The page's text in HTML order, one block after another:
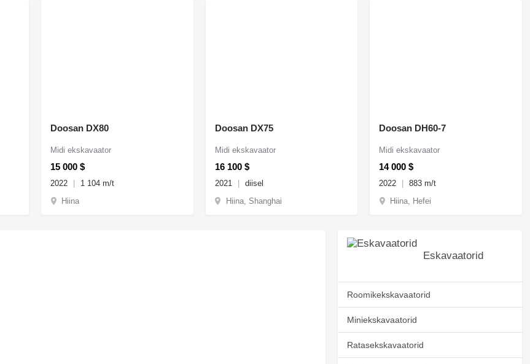
Doosan DX80
15 000 $
Midi ekskavaator
2022
1 104 m/t
Hiina
Doosan DX75
16 100 $
Midi ekskavaator
2021
diisel
Hiina, Shanghai
Doosan DH60-7
14 000 $
Midi ekskavaator
2022
883 m/t
Hiina, Hefei
Eskavaatorid
Roomikekskavaatorid
Miniekskavaatorid
Ratasekskavaatorid